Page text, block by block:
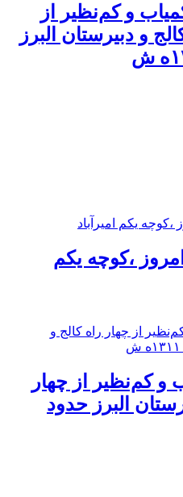
و کم‌نظیر از
و دبيرستان البرز
،کوچه یکم
و کم‌نظیر از چهار
البرز حدود